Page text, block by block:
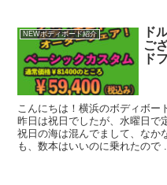
NEWボディボード紹介
ド
ご
ド
こんにちは！横浜のボディボー
昨日は祝日でしたが、水曜日で
祝日の海は混んでまして、なか
も、数本はいいのに乗れたので ...